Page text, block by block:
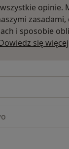
opinie.
zasadami,
i sposobie
się więcej